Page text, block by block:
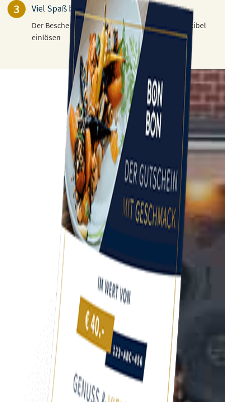
3 Viel Spaß beim Verschenken!
Der Beschenkte kann den Gutschein 3 Jahre flexibel
einlösen